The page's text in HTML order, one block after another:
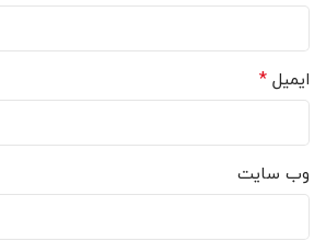
ایمیل *
وب‌ سایت